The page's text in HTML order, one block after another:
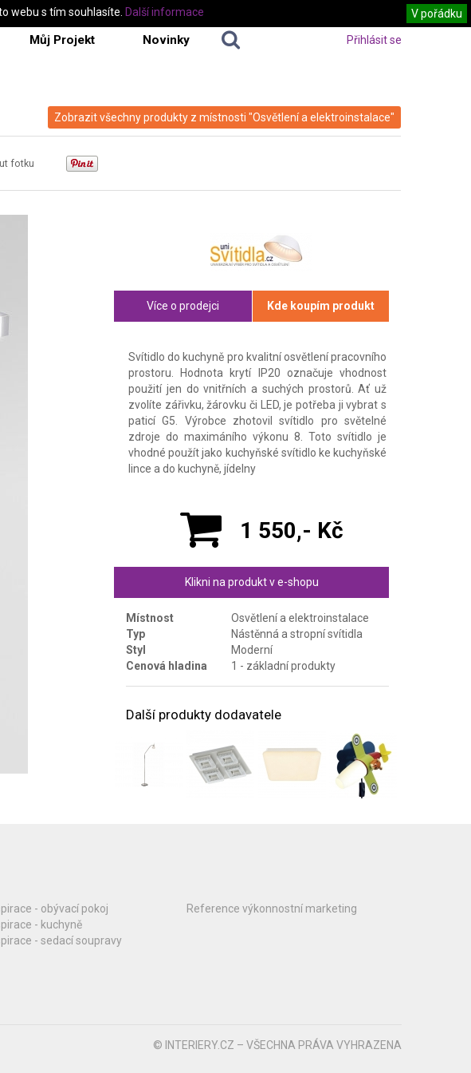
Můj Projekt Novinky Přihlásit se
Zobrazit všechny produkty z místnosti "Osvětlení a elektroinstalace"
fotku
Více o prodejci Kde koupím produkt
Svítidlo do kuchyně pro kvalitní osvětlení pracovního
prostoru. Hodnota krytí IP20 označuje vhodnost
použití jen do vnitřních a suchých prostorů. Ať už
zvolíte zářivku, žárovku či LED, je potřeba ji vybrat s
paticí G5. Výrobce zhotovil svítidlo pro světelné
zdroje do maximáního výkonu 8. Toto svítidlo je
vhodné použít jako kuchyňské svítidlo ke kuchyňské
lince a do kuchyně, jídelny
1 550,- Kč
Klikni na produkt v e-shopu
Místnost
Osvětlení a elektroinstalace
Typ
Nástěnná a stropní svítidla
Styl
Moderní
Cenová hladina
1 - základní produkty
Další produkty dodavatele
- obývací pokoj
- kuchyně
- sedací soupravy
Reference výkonnostní marketing
© INTERIERY.CZ – VŠECHNA PRÁVA VYHRAZENA
webu s tím souhlasíte. V pořádku
Další informace